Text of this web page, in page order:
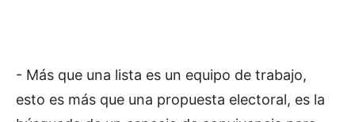
- Más que una lista es un equipo de trabajo,
esto es más que una propuesta electoral, es la